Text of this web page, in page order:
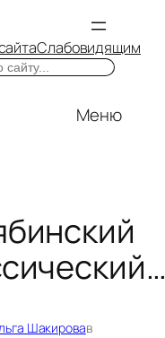
Слабовидящим
Меню
Шакировав